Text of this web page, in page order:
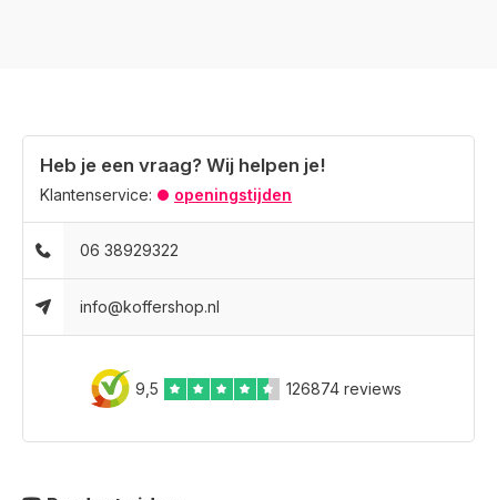
Heb je een vraag? Wij helpen je!
Klantenservice: openingstijden
06 38929322
info@koffershop.nl
9,5 126874 reviews